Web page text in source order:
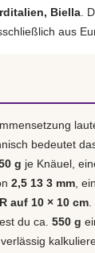
Biella .
aus
bedeutet
g je Knäuel,
2,5 13 3 mm ,
auf 10 × 10 cm
du ca. 550 g